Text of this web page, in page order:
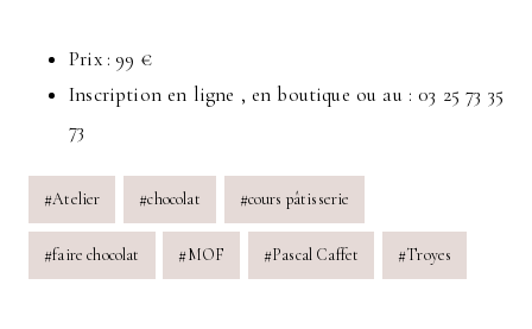
Prix : 99 €
Inscription en ligne , en boutique ou au : 03 25 73 35
73
Post
Tags:
#Atelier #chocolat #cours pâtisserie
#faire chocolat #MOF #Pascal Caffet #Troyes